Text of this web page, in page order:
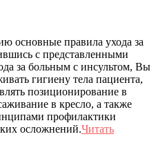
основные правила ухода за
с представленными
за больным с инсультом, Вы
гигиену тела пациента,
позиционирование в
в кресло, а также
профилактики
осложнений.Читать